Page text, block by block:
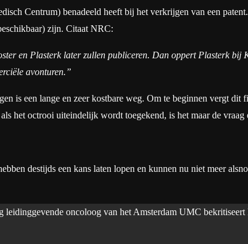
Centrum) benadeeld heeft bij het verkrijgen van een
zijn. Citaat NRC:
en Plasterk later zullen publiceren. Dan oppert Plasterk bij
avonturen.”
een lange en zeer kostbare weg. Om te beginnen vergt dit
het octrooi uiteindelijk wordt toegekend, is het maar de vraag
destijds een kans laten lopen en kunnen nu niet meer
oncoloog van het Amsterdam UMC